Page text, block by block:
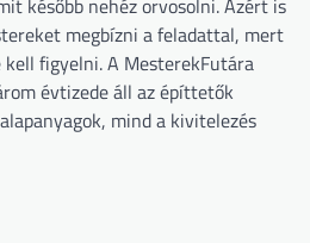
később nehéz orvosolni. Azért is
megbízni a feladattal, mert
figyelni. A MesterekFutára
évtizede áll az építtetők
mind a kivitelezés